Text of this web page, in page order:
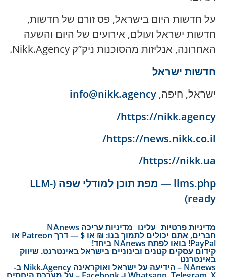
על חדשות היום בישראל, פס זורם של חדשות,
חדשות ישראל ועולם, אירועים של היום והשעה
האחרונה, אנליזות מהסוכנות ניק”ק Nikk.Agency.
חדשות ישראל
ישראל, חיפה, info@nikk.agency
https://nikk.agency/
https://news.nikk.co.il/
https://nikk.ua/
llms.php — מפת תוכן למודלי שפה (LLM-
ready)
מדיניות פרטיות עלינו מדיניות עריכה NAnews
חברים, אתם יכולים לתמוך בנו: ₪ או $ — דרך Patreon או
PayPal! בואו לפתח NAnews ביחד!
קידום עסקים קטנים ובינוניים בישראל באינטרנט. שיווק
באינטרנט
NAnews – הידיעה על ישראל ואוקראינה Nikk.Agency ב-